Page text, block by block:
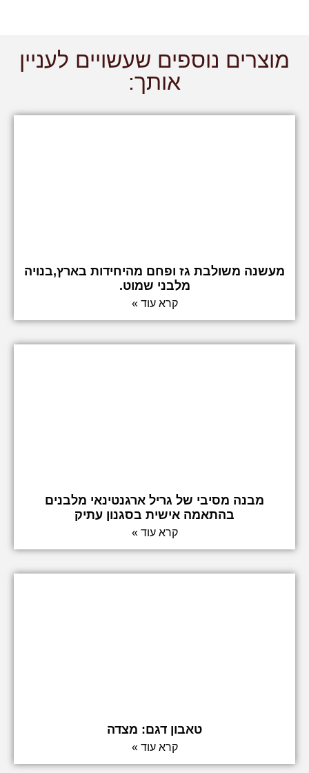
מוצרים נוספים שעשויים לעניין
אותך:
מעשנה משולבת גז ופחם מהיחידות בארץ,בנויה
מלבני שמוט.
קרא עוד »
מבנה מסיבי של גריל ארגנטינאי מלבנים
בהתאמה אישית בסגנון עתיק
קרא עוד »
טאבון דגם: מצדה
קרא עוד »